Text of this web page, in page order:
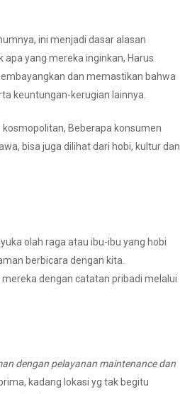
ini menjadi dasar alasan
yang mereka inginkan, Harus
dan memastikan bahwa
keuntungan-kerugian lainnya.
Beberapa konsumen
bisa juga dilihat dari hobi, kultur dan
olah raga atau ibu-ibu yang hobi
berbicara dengan kita.
dengan catatan pribadi melalui
dengan pelayanan maintenance dan
kadang lokasi yg tak begitu